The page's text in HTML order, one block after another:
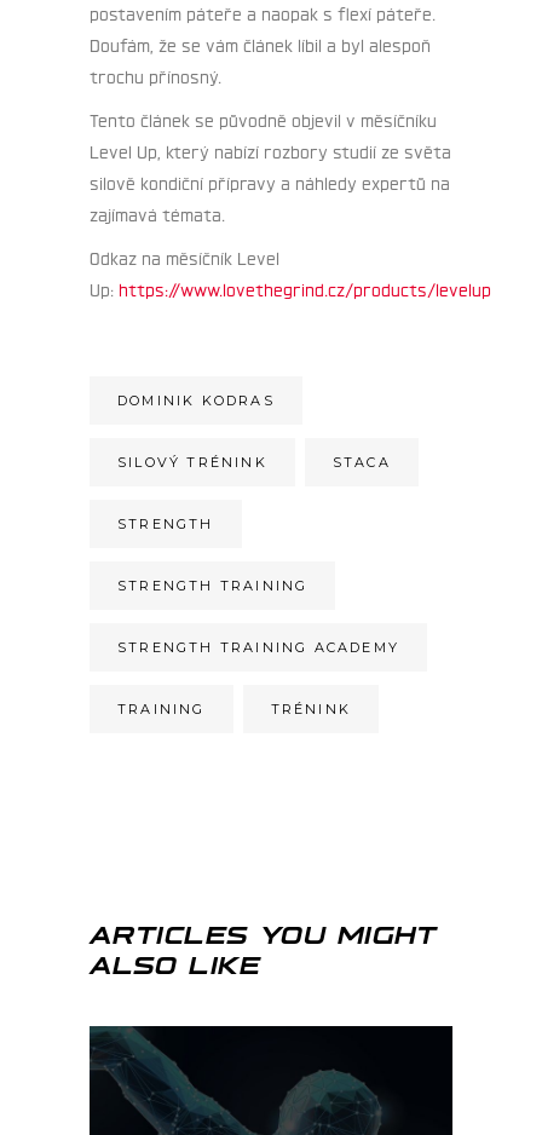
postavením páteře a naopak s flexí páteře.
Doufám, že se vám článek líbil a byl alespoň
trochu přínosný.
Tento článek se původně objevil v měsíčníku
Level Up, který nabízí rozbory studií ze světa
silově kondiční přípravy a náhledy expertů na
zajímavá témata.
Odkaz na měsíčník Level
Up: https://www.lovethegrind.cz/products/levelup
DOMINIK KODRAS
SILOVÝ TRÉNINK STACA
STRENGTH
STRENGTH TRAINING
STRENGTH TRAINING ACADEMY
TRAINING TRÉNINK
ARTICLES YOU MIGHT
ALSO LIKE